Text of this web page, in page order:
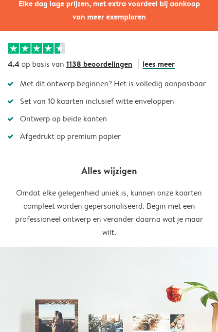
Elke dag lage prijzen, met extra voordeel bij aankoop
van meer exemplaren
4.4op basis van 1138 beoordelingen lees meer
Met dit ontwerp beginnen? Het is volledig aanpasbaar
Set van 10 kaarten inclusief witte enveloppen
Ontwerp op beide kanten
Afgedrukt op premium papier
Alles wijzigen
Omdat elke gelegenheid uniek is, kunnen onze kaarten
compleet worden gepersonaliseerd. Begin met een
professioneel ontwerp en verander daarna wat je maar
wilt.